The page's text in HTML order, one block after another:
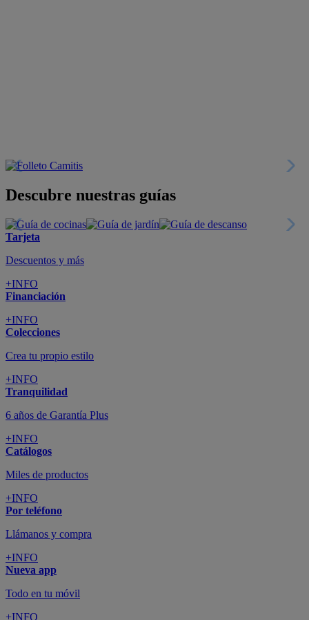
Descubre nuestras guías
Tarjeta
Descuentos y más
+INFO
Financiación
+INFO
Colecciones
Crea tu propio estilo
+INFO
Tranquilidad
6 años de Garantía Plus
+INFO
Catálogos
Miles de productos
+INFO
Por teléfono
Llámanos y compra
+INFO
Nueva app
Todo en tu móvil
+INFO